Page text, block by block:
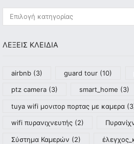
ΛΕΞΕΙΣ ΚΛΕΙΔΙΑ
airbnb (3) guard tour (10)
ptz camera (3) smart_home (3)
tuya wifi μονιτορ πορτας με καμερα
wifi πυρανιχνευτής (2)
Σύστημα Καμερών (2)